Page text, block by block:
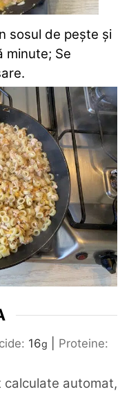
sosul de pește și
minute; Se
16g
Proteine: